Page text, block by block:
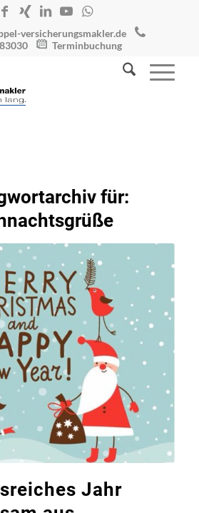
versicherungsmakler.de
Terminbuchung
für:
Jahr